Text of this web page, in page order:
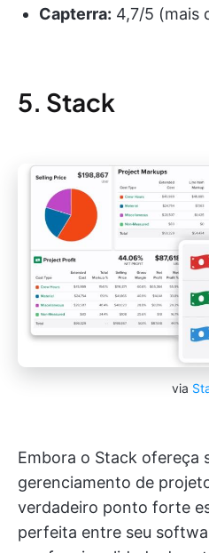
Capterra: 4,7/5 (mais
5. Stack
via
Embora o Stack ofereça
gerenciamento de
verdadeiro ponto forte
perfeita entre seu